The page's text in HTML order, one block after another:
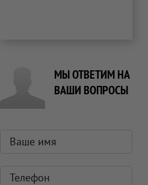
МЫ ОТВЕТИМ НА
ВАШИ ВОПРОСЫ